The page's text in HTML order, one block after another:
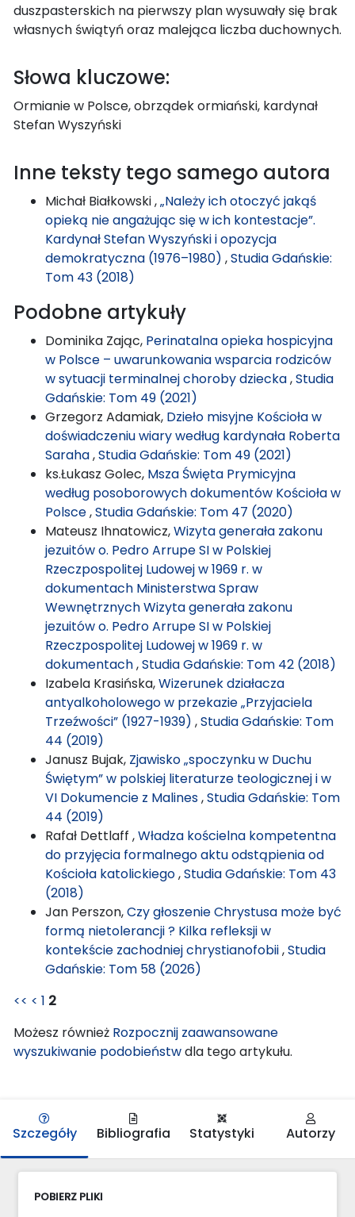
duszpasterskich na pierwszy plan wysuwały się brak
własnych świątyń oraz malejąca liczba duchownych.
Słowa kluczowe:
Ormianie w Polsce, obrządek ormiański, kardynał
Stefan Wyszyński
Inne teksty tego samego autora
Michał Białkowski ,„Należy ich otoczyć jakąś
opieką nie angażując się w ich kontestacje”.
Kardynał Stefan Wyszyński i opozycja
demokratyczna (1976–1980) ,Studia Gdańskie:
Tom 43 (2018)
Podobne artykuły
Dominika Zając, Perinatalna opieka hospicyjna
w Polsce – uwarunkowania wsparcia rodziców
w sytuacji terminalnej choroby dziecka,Studia
Gdańskie: Tom 49 (2021)
Grzegorz Adamiak, Dzieło misyjne Kościoła w
doświadczeniu wiary według kardynała Roberta
Saraha,Studia Gdańskie: Tom 49 (2021)
ks.Łukasz Golec, Msza Święta Prymicyjna
według posoborowych dokumentów Kościoła w
Polsce,Studia Gdańskie: Tom 47 (2020)
Mateusz Ihnatowicz,Wizyta generała zakonu
jezuitów o. Pedro Arrupe SI w Polskiej
Rzeczpospolitej Ludowej w 1969 r. w
dokumentach Ministerstwa Spraw
Wewnętrznych Wizyta generała zakonu
jezuitów o. Pedro Arrupe SI w Polskiej
Rzeczpospolitej Ludowej w 1969 r. w
dokumentach,Studia Gdańskie: Tom 42 (2018)
Izabela Krasińska,Wizerunek działacza
antyalkoholowego w przekazie „Przyjaciela
Trzeźwości” (1927-1939) ,Studia Gdańskie: Tom
44 (2019)
Janusz Bujak, Zjawisko „spoczynku w Duchu
Świętym” w polskiej literaturze teologicznej i w
VI Dokumencie z Malines,Studia Gdańskie: Tom
44 (2019)
Rafał Dettlaff ,Władza kościelna kompetentna
do przyjęcia formalnego aktu odstąpienia od
Kościoła katolickiego,Studia Gdańskie: Tom 43
(2018)
Jan Perszon,Czy głoszenie Chrystusa może być
formą nietolerancji ? Kilka refleksji w
kontekście zachodniej chrystianofobii,Studia
Gdańskie: Tom 58 (2026)
<< < 1 2
Możesz również Rozpocznij zaawansowane
wyszukiwanie podobieństwdla tego artykułu.
Szczegóły Bibliografia Statystyki Autorzy
POBIERZ PLIKI